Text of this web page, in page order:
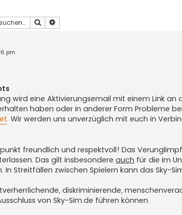
Suche
pm
wird eine Aktivierungsemail mit einem Link an
haben oder in anderer Form Probleme
. Wir werden uns unverzüglich mit euch in
freundlich und respektvoll! Das
Das gilt insbesondere auch für die im
In Streitfällen zwischen Spielern kann das Sky-
diskriminierende,
von Sky-Sim.de führen können.